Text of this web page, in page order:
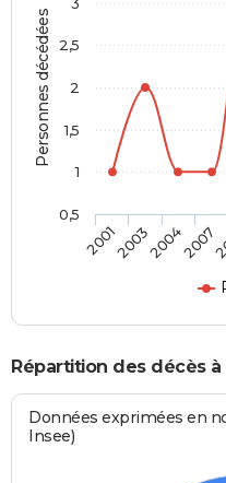
Personnes décédées
2001200320042007
0,5
1
1,5
2
2,5
Répartition des décès
Données exprimées en
Insee)